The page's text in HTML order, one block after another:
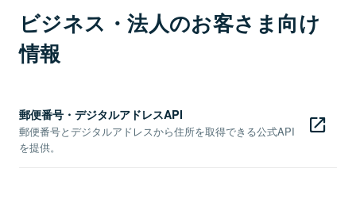
ビジネス・法人のお客さま向け
情報
郵便番号・デジタルアドレスAPI
郵便番号とデジタルアドレスから住所を取得できる公式API
を提供。